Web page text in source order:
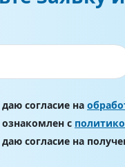
согласие на
ознакомлен с
даю согласие на